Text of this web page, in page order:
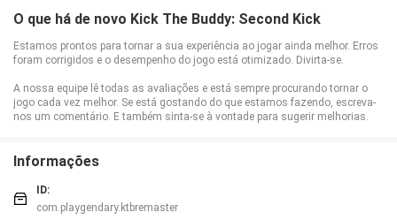
O que há de novo Kick The Buddy: Second Kick
Estamos prontos para tornar a sua experiência ao jogar ainda melhor. Erros
foram corrigidos e o desempenho do jogo está otimizado. Divirta-se.
A nossa equipe lê todas as avaliações e está sempre procurando tornar o
jogo cada vez melhor. Se está gostando do que estamos fazendo, escreva-
nos um comentário. E também sinta-se à vontade para sugerir melhorias.
Informações
ID:
com.playgendary.ktbremaster